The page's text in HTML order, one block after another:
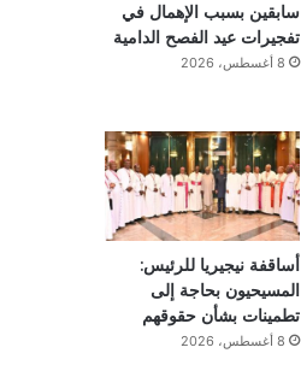
سابقين بسبب الإهمال في
تفجيرات عيد الفصح الدامية
8 أغسطس، 2026
أساقفة نيجيريا للرئيس:
المسيحيون بحاجة إلى
تطمينات بشأن حقوقهم
8 أغسطس، 2026